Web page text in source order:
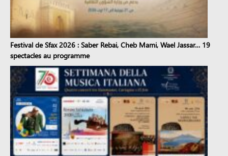
Festival de Sfax 2026 : Saber Rebai, Cheb Mami, Wael Jassar… 19
spectacles au programme